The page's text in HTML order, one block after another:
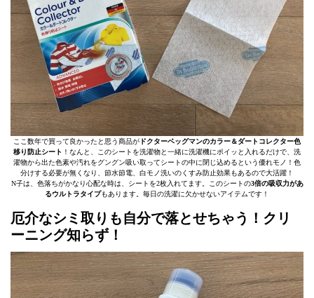
ここ数年で買って良かったと思う商品が ドクターベッグマンのカラー＆ダートコレクター色
移り防止シート ！なんと、このシートを洗濯物と一緒に洗濯機にポイッと入れるだけで、洗
濯物から出た色素や汚れをグングン吸い取ってシートの中に閉じ込めるという優れモノ！色
分けする必要が無くなり、節水節電、白モノ洗いのくすみ防止効果もあるので大活躍！
N子は、色落ちがかなり心配な時は、シートを2枚入れてます。このシートの3倍の吸収力があ
るウルトラタイプもあります。毎日の洗濯に欠かせないアイテムです！
厄介なシミ取りも自分で落とせちゃう！クリ
ーニング知らず！